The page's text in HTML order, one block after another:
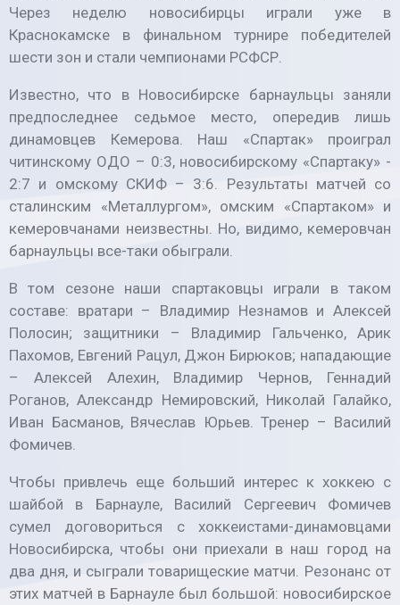
Через неделю новосибирцы играли уже в
Краснокамске в финальном турнире победителей
шести зон и стали чемпионами РСФСР.
Известно, что в Новосибирске барнаульцы заняли
предпоследнее седьмое место, опередив лишь
динамовцев Кемерова. Наш «Спартак» проиграл
читинскому ОДО – 0:3, новосибирскому «Спартаку» -
2:7 и омскому СКИФ – 3:6. Результаты матчей со
сталинским «Металлургом», омским «Спартаком» и
кемеровчанами неизвестны. Но, видимо, кемеровчан
барнаульцы все-таки обыграли.
В том сезоне наши спартаковцы играли в таком
составе: вратари – Владимир Незнамов и Алексей
Полосин; защитники – Владимир Гальченко, Арик
Пахомов, Евгений Рацул, Джон Бирюков; нападающие
– Алексей Алехин, Владимир Чернов, Геннадий
Роганов, Александр Немировский, Николай Галайко,
Иван Басманов, Вячеслав Юрьев. Тренер – Василий
Фомичев.
Чтобы привлечь еще больший интерес к хоккею с
шайбой в Барнауле, Василий Сергеевич Фомичев
сумел договориться с хоккеистами-динамовцами
Новосибирска, чтобы они приехали в наш город на
два дня, и сыграли товарищеские матчи. Резонанс от
этих матчей в Барнауле был большой: новосибирское